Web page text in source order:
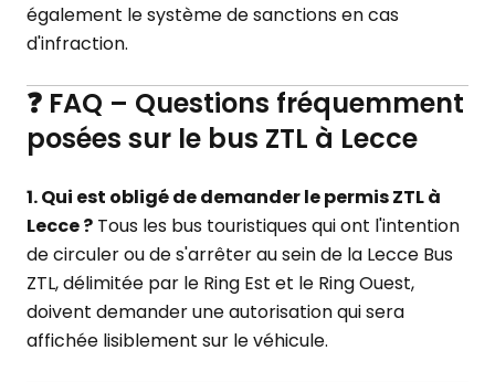
également le système de sanctions en cas
d'infraction.
❓ FAQ – Questions fréquemment
posées sur le bus ZTL à Lecce
1. Qui est obligé de demander le permis ZTL à
Lecce ? Tous les bus touristiques qui ont l'intention
de circuler ou de s'arrêter au sein de la Lecce Bus
ZTL, délimitée par le Ring Est et le Ring Ouest,
doivent demander une autorisation qui sera
affichée lisiblement sur le véhicule.